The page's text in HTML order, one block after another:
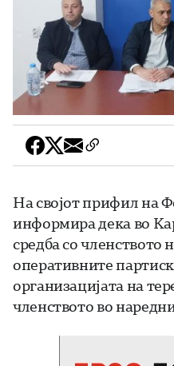
На својот прифил на
информира дека во
средба со
оперативните
организацијата на
членството во